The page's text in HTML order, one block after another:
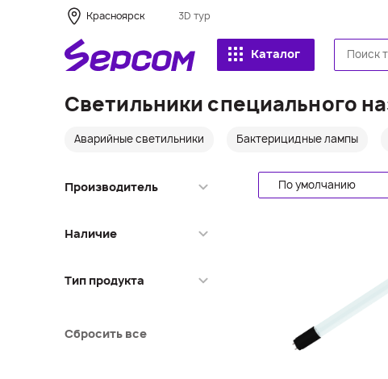
Красноярск 3D тур
Каталог
Светильники специального
Аварийные светильники Бактерицидные лампы
Производитель
Jazzway
Наличие
Кемерово
Тип продукта
Бактерицидные лампы
Сбросить все
По умолчанию